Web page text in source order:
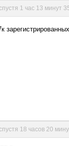
спустя 1 час 13 минут
спустя 18 часов 20